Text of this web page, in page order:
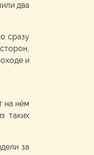
два
сразу
и
на нём
таких
за